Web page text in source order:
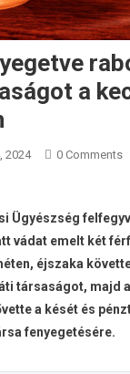
a
2024 0 Comments
Ügyészség
vádat emelt két
éjszaka
társaságot, majd
a kését és
fenyegetésére.